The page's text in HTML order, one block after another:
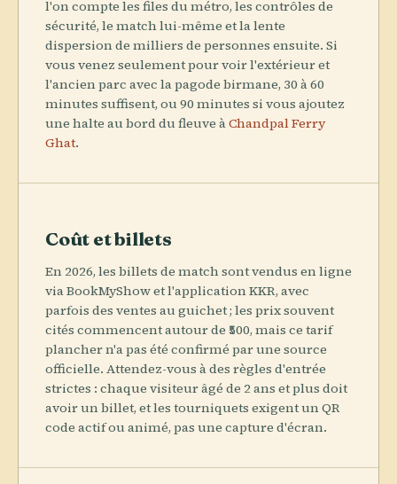
l'on compte les files du métro, les contrôles de
sécurité, le match lui-même et la lente
dispersion de milliers de personnes ensuite. Si
vous venez seulement pour voir l'extérieur et
l'ancien parc avec la pagode birmane, 30 à 60
minutes suffisent, ou 90 minutes si vous ajoutez
une halte au bord du fleuve àChandpal Ferry
Ghat.
Coût et billets
En 2026, les billets de match sont vendus en ligne
via BookMyShow et l'application KKR, avec
parfois des ventes au guichet ; les prix souvent
cités commencent autour de ₹500, mais ce tarif
plancher n'a pas été confirmé par une source
officielle. Attendez-vous à des règles d'entrée
strictes : chaque visiteur âgé de 2 ans et plus doit
avoir un billet, et les tourniquets exigent un QR
code actif ou animé, pas une capture d'écran.